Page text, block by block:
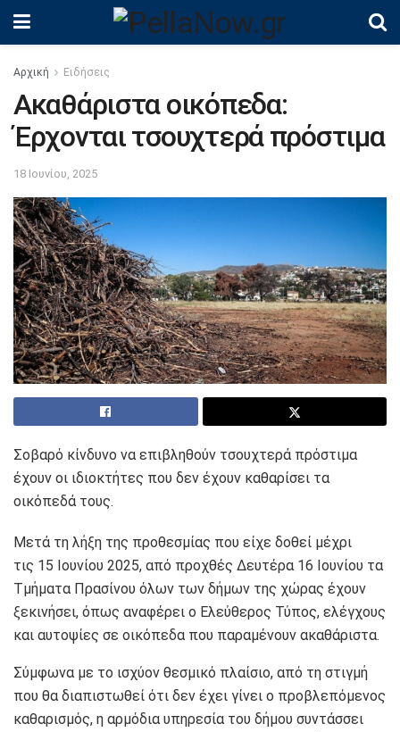
Αρχική Ειδήσεις
Ακαθάριστα οικόπεδα:
Έρχονται τσουχτερά πρόστιμα
18 Ιουνίου, 2025
Σοβαρό κίνδυνο να επιβληθούν τσουχτερά πρόστιμα
έχουν οι ιδιοκτήτες που δεν έχουν καθαρίσει τα
οικόπεδά τους.
Μετά τη λήξη της προθεσμίας που είχε δοθεί μέχρι
τις 15 Ιουνίου 2025, από προχθές Δευτέρα 16 Ιουνίου τα
Τμήματα Πρασίνου όλων των δήμων της χώρας έχουν
ξεκινήσει, όπως αναφέρει ο Ελεύθερος Τύπος, ελέγχους
και αυτοψίες σε οικόπεδα που παραμένουν ακαθάριστα.
Σύμφωνα με το ισχύον θεσμικό πλαίσιο, από τη στιγμή
που θα διαπιστωθεί ότι δεν έχει γίνει ο προβλεπόμενος
καθαρισμός, η αρμόδια υπηρεσία του δήμου συντάσσει